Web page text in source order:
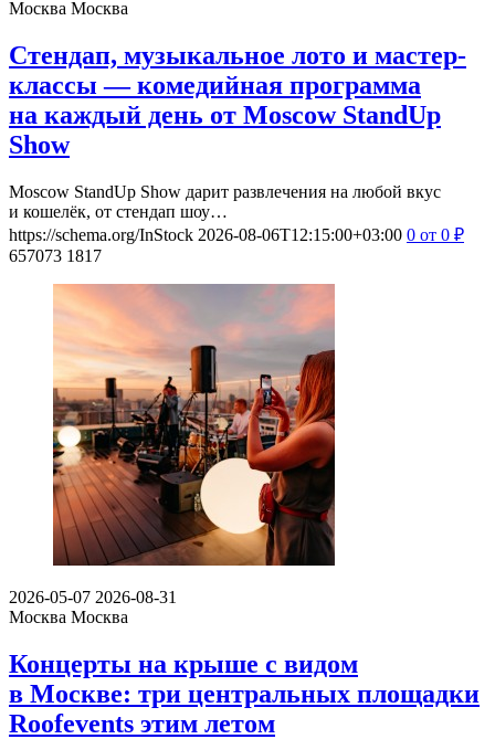
Москва Москва
Стендап, музыкальное лото и мастер-
классы — комедийная программа
на каждый день от Moscow StandUp
Show
Moscow StandUp Show дарит развлечения на любой вкус
и кошелёк, от стендап шоу…
https://schema.org/InStock 2026-08-06T12:15:00+03:00 0 от 0 ₽
657073 1817
2026-05-07 2026-08-31
Москва Москва
Концерты на крыше с видом
в Москве: три центральных площадки
Roofevents этим летом